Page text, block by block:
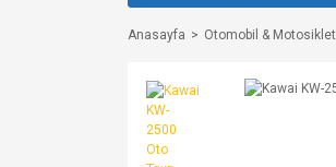
Anasayfa Otomobil & Motosiklet